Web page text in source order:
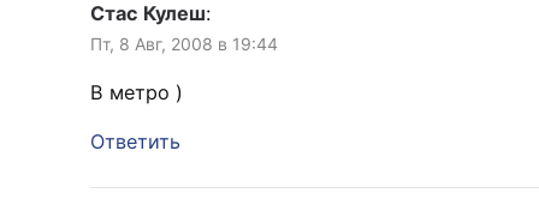
Стас Кулеш:
Пт, 8 Авг, 2008 в 19:44
В метро )
Ответить